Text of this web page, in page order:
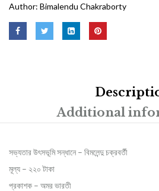
Author: Bimalendu Chakraborty
Additional
সভ্যতার উৎসভূমি সন্ধানে – বিমলেন্দু চক্রবর্তী
মূল্য – ২২০ টাকা
প্রকাশক – অমর ভারতী